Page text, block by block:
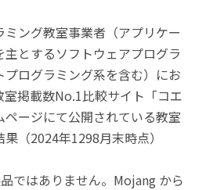
ング教室事業者（アプリケー
とするソフトウェアプログラ
ログラミング系を含む）にお
掲載数No.1比較サイト「コエ
ージにて公開されている教室
（2024年1298月末時点）
ではありません。Mojang から